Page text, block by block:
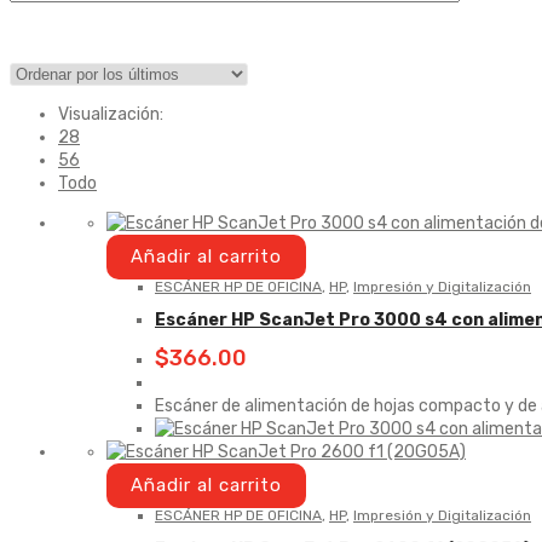
Visualización:
28
56
Todo
Añadir al carrito
ESCÁNER HP DE OFICINA, HP, Impresión y Digitalización
Escáner HP ScanJet Pro 3000 s4 con
$366.00
Escáner de alimentación de hojas compacto y
Añadir al carrito
ESCÁNER HP DE OFICINA, HP, Impresión y Digitalización